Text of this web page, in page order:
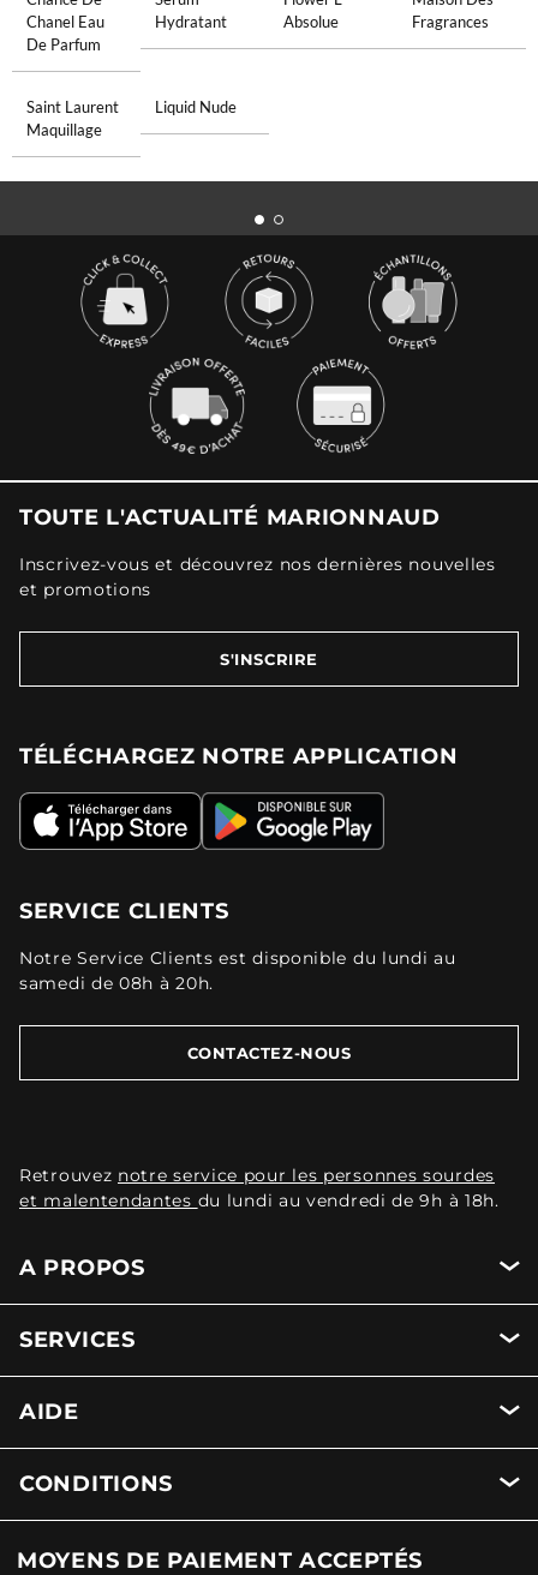
Chanel Eau
De Parfum
Hydratant
Absolue
Fragrances
Saint Laurent
Maquillage
Liquid Nude
TOUTE L'ACTUALITÉ MARIONNAUD
Inscrivez-vous et découvrez nos dernières nouvelles
et promotions
S'INSCRIRE
TÉLÉCHARGEZ NOTRE APPLICATION
SERVICE CLIENTS
Notre Service Clients est disponible du lundi au
samedi de 08h à 20h.
CONTACTEZ-NOUS
Retrouvez notre service pour les personnes sourdes
et malentendantes du lundi au vendredi de 9h à 18h.
A PROPOS
SERVICES
AIDE
CONDITIONS
MOYENS DE PAIEMENT ACCEPTÉS